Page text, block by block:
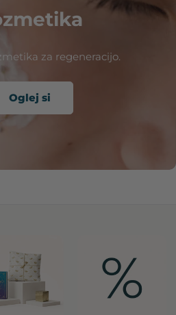
za regeneracijo.
Oglej si